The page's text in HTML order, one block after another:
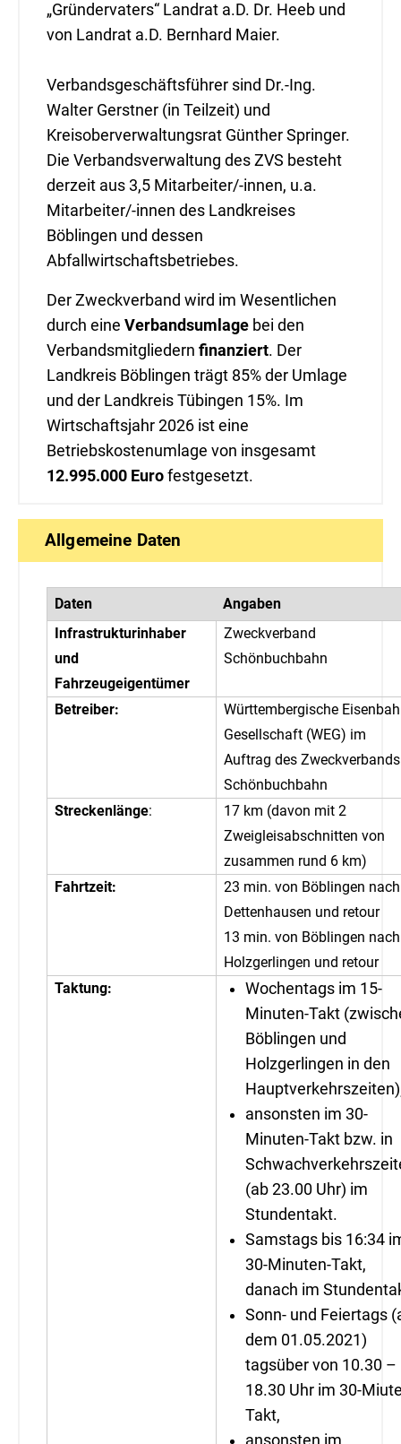
„Gründervaters“ Landrat a.D. Dr. Heeb und
von Landrat a.D. Bernhard Maier.
Verbandsgeschäftsführer sind Dr.-Ing.
Walter Gerstner (in Teilzeit) und
Kreisoberverwaltungsrat Günther Springer.
Die Verbandsverwaltung des ZVS besteht
derzeit aus 3,5 Mitarbeiter/-innen, u.a.
Mitarbeiter/-innen des Landkreises
Böblingen und dessen
Abfallwirtschaftsbetriebes.
Der Zweckverband wird im Wesentlichen
durch eine Verbandsumlage bei den
Verbandsmitgliedern finanziert. Der
Landkreis Böblingen trägt 85% der Umlage
und der Landkreis Tübingen 15%. Im
Wirtschaftsjahr 2026 ist eine
Betriebskostenumlage von insgesamt
12.995.000 Euro festgesetzt.
Allgemeine Daten
Daten
Angaben
Infrastrukturinhaber
und
Fahrzeugeigentümer
Zweckverband
Schönbuchbahn
Betreiber:
Württembergische
Gesellschaft (WEG) im
Auftrag des Zweckverbands
Schönbuchbahn
Streckenlänge:
17 km (davon mit 2
Zweigleisabschnitten von
zusammen rund 6 km)
Fahrtzeit:
23 min. von Böblingen nach
Dettenhausen und retour
13 min. von Böblingen nach
Holzgerlingen und retour
Taktung:
Wochentags im 15-
Minuten-Takt
Böblingen und
Holzgerlingen in den
ansonsten im 30-
Minuten-Takt bzw. in
(ab 23.00 Uhr) im
Stundentakt.
Samstags bis 16:34
30-Minuten-Takt,
danach im
Sonn- und Feiertags
dem 01.05.2021)
tagsüber von 10.30 –
18.30 Uhr im 30-
Takt,